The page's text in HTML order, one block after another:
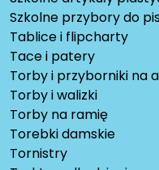
Szkolne przybory do
Tablice i flipcharty
Tace i patery
Torby i przyborniki na
Torby i walizki
Torby na ramię
Torebki damskie
Tornistry